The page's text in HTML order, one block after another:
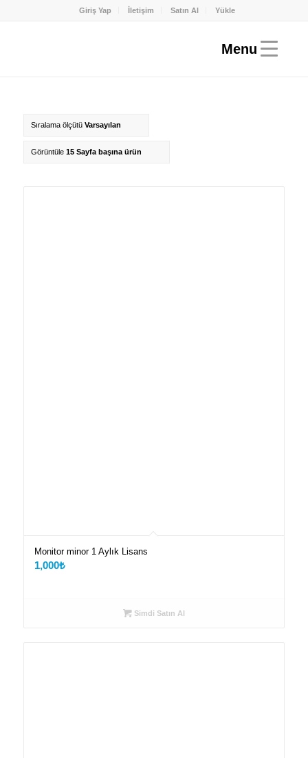
Giriş Yap İletişim Satın Al Yükle
Sıralama ölçütü Varsayılan
Görüntüle 15 Sayfa başına ürün
Monitor minor 1 Aylık Lisans
1,000₺
Simdi Satın Al